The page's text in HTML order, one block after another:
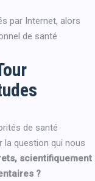
par Internet, alors
de santé
de santé
la question qui nous
scientifiquement
?